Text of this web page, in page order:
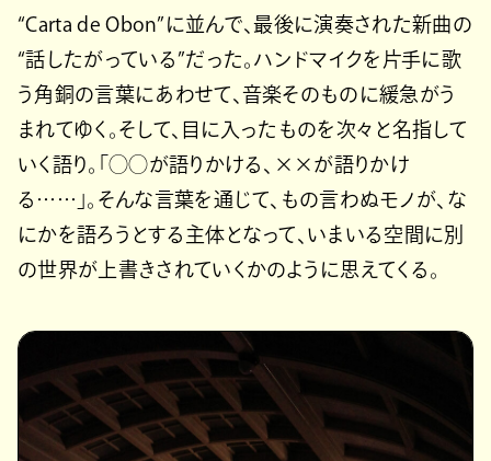
“Carta de Obon”に並んで、最後に演奏された新曲の
“話したがっている”だった。ハンドマイクを片手に歌
う角銅の言葉にあわせて、音楽そのものに緩急がう
まれてゆく。そして、目に入ったものを次々と名指して
いく語り。「◯◯が語りかける、××が語りかけ
る……」。そんな言葉を通じて、もの言わぬモノが、な
にかを語ろうとする主体となって、いまいる空間に別
の世界が上書きされていくかのように思えてくる。